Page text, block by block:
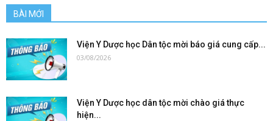
BÀI MỚI
Viện Y Dược học Dân tộc mời báo giá cung cấp...
03/08/2026
Viện Y Dược học dân tộc mời chào giá thực
hiện...